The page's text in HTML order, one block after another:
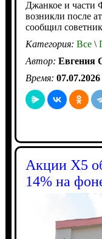
Джанкое и части
возникли после
сообщил
Категория: Все\
Автор: Евгения
Время:
Акции X5
14% на